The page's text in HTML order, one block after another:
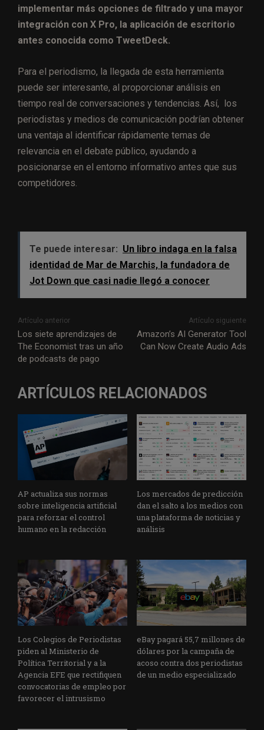
implementar más opciones de filtrado y una mayor
integración con X Pro, la aplicación de escritorio
antes conocida como TweetDeck.
Para el periodismo, la llegada de esta herramienta
puede ser interesante, al proporcionar análisis en
tiempo real de conversaciones y tendencias. Así, los
periodistas y medios de comunicación podrían obtener
una ventaja al identificar rápidamente temas de
relevancia en el debate público, ayudando a
posicionarse en el entorno informativo antes que sus
competidores.
Te puede interesar: Un libro indaga en la falsa
identidad de Mar de Marchis, la fundadora de
Jot Down que casi nadie llegó a conocer
Artículo anterior
Los siete aprendizajes de
The Economist tras un año
de podcasts de pago
Artículo siguiente
Amazon’s AI Generator Tool
Can Now Create Audio Ads
ARTÍCULOS RELACIONADOS
AP actualiza sus normas
sobre inteligencia artificial
para reforzar el control
humano en la redacción
Los mercados de predicción
dan el salto a los medios con
una plataforma de noticias y
análisis
Los Colegios de Periodistas
piden al Ministerio de
Política Territorial y a la
Agencia EFE que rectifiquen
convocatorias de empleo por
favorecer el intrusismo
eBay pagará 55,7 millones de
dólares por la campaña de
acoso contra dos periodistas
de un medio especializado